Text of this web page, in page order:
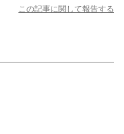
この記事に関して報告する